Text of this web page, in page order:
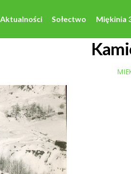
Aktualności Sołectwo Miękinia